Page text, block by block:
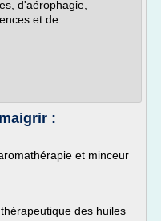
d'aérophagie,
et de
:
et minceur
des huiles